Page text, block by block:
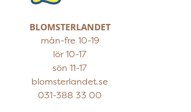
BLOMSTERLANDET
mån-fre 10-19
lör 10-17
sön 11-17
blomsterlandet.se
031-388 33 00